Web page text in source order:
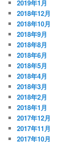
2019年1月
2018年12月
2018年10月
2018年9月
2018年8月
2018年6月
2018年5月
2018年4月
2018年3月
2018年2月
2018年1月
2017年12月
2017年11月
2017年10月